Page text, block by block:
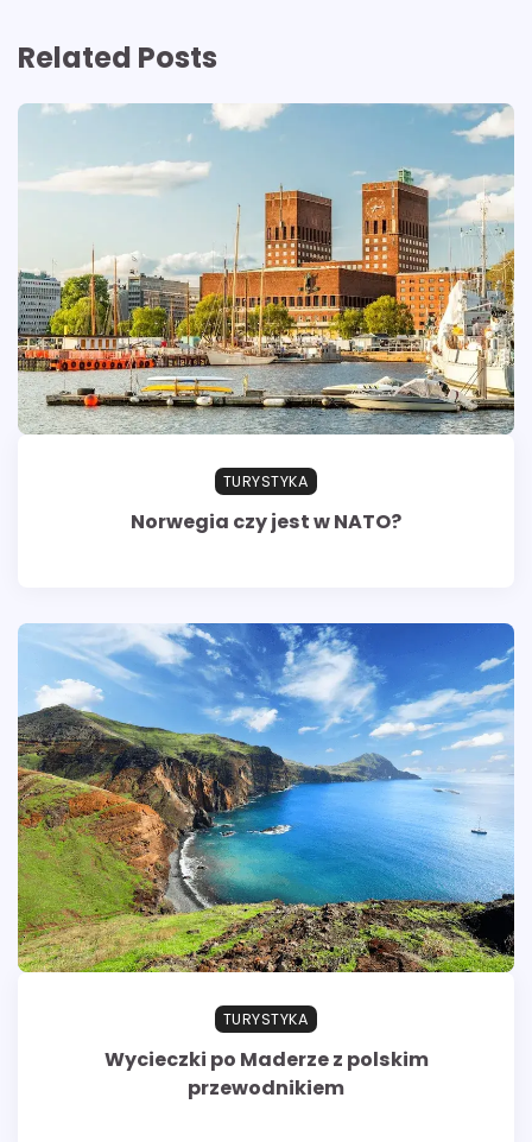
Related Posts
TURYSTYKA
Norwegia czy jest w NATO?
TURYSTYKA
Wycieczki po Maderze z polskim
przewodnikiem